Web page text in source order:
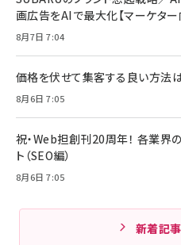
画広告をAIで最大化【マーケター
8月7日 7:04
価格を伏せて集客する良い方法
8月6日 7:05
祝・Web担創刊20周年！ 各業界
ト（SEO編）
8月6日 7:05
新着記